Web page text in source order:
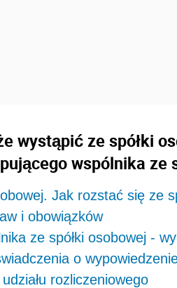
wystąpić ze spółki
wspólnika ze
Jak rozstać się ze
i obowiązków
ze spółki osobowej -
o
rozliczeniowego